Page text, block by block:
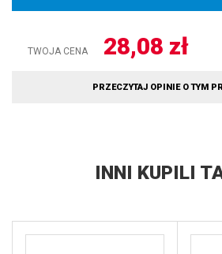
TWOJA CENA 28,08 zł
PRZECZYTAJ OPINIE O TYM
INNI KUPILI